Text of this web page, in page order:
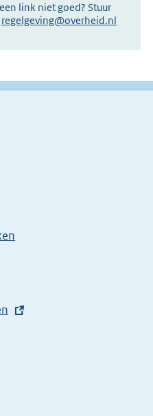
link niet goed? Stuur
regelgeving@overheid.nl